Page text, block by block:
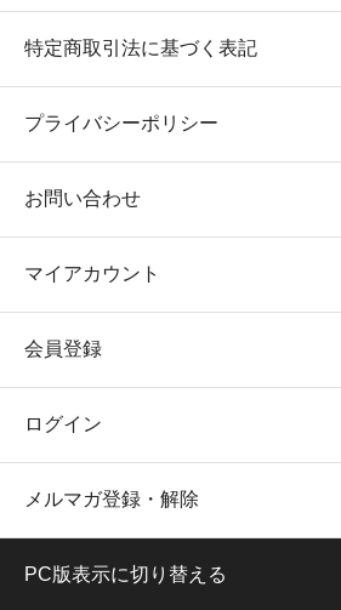
特定商取引法に基づく表記
プライバシーポリシー
お問い合わせ
マイアカウント
会員登録
ログイン
メルマガ登録・解除
PC版表示に切り替える